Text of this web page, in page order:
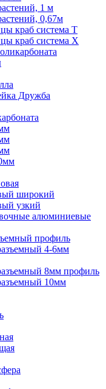
1 м
0,67м
краб система Т
краб система Х
Дружба
широкий
узкий
алюминиевые
профиль
4-6мм
8мм профиль
10мм